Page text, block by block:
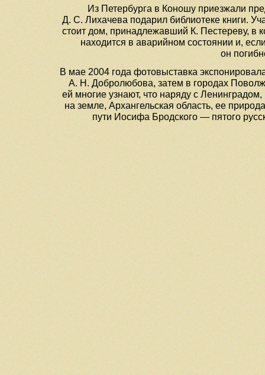
Из Петербурга в Коношу приезжали
Д. С. Лихачева подарил библиотеке книги.
стоит дом, принадлежавший К. Пестереву, в
находится в аварийном состоянии и,
он
В мае 2004 года фотовыставка
А. Н. Добролюбова, затем в городах
ей многие узнают, что наряду с
на земле, Архангельская область, ее
пути Иосифа Бродского — пятого